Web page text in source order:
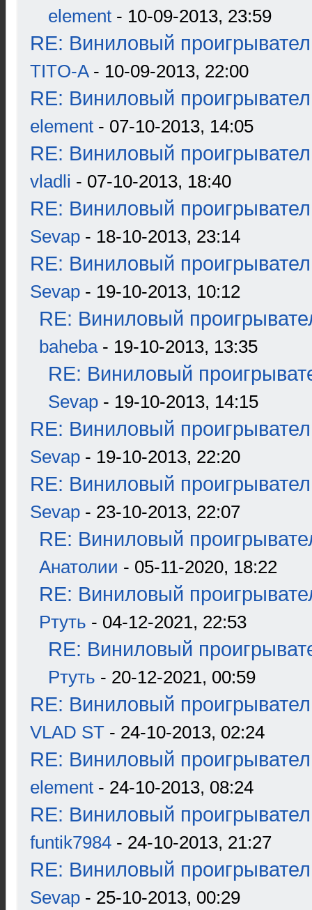
element - 10-09-2013, 23:59
RE: Виниловый
TITO-A- 10-09-2013, 22:00
RE: Виниловый
element - 07-10-2013, 14:05
RE: Виниловый
vladli - 07-10-2013, 18:40
RE: Виниловый
Sevap - 18-10-2013, 23:14
RE: Виниловый
Sevap - 19-10-2013, 10:12
RE: Виниловый
baheba- 19-10-2013, 13:35
RE: Виниловый
Sevap - 19-10-2013, 14:15
RE: Виниловый
Sevap - 19-10-2013, 22:20
RE: Виниловый
Sevap - 23-10-2013, 22:07
RE: Виниловый
Анатолии - 05-11-2020, 18:22
RE: Виниловый
Ртуть - 04-12-2021, 22:53
RE: Виниловый
Ртуть - 20-12-2021, 00:59
RE: Виниловый
VLAD ST - 24-10-2013, 02:24
RE: Виниловый
element - 24-10-2013, 08:24
RE: Виниловый
funtik7984 - 24-10-2013, 21:27
RE: Виниловый
Sevap - 25-10-2013, 00:29